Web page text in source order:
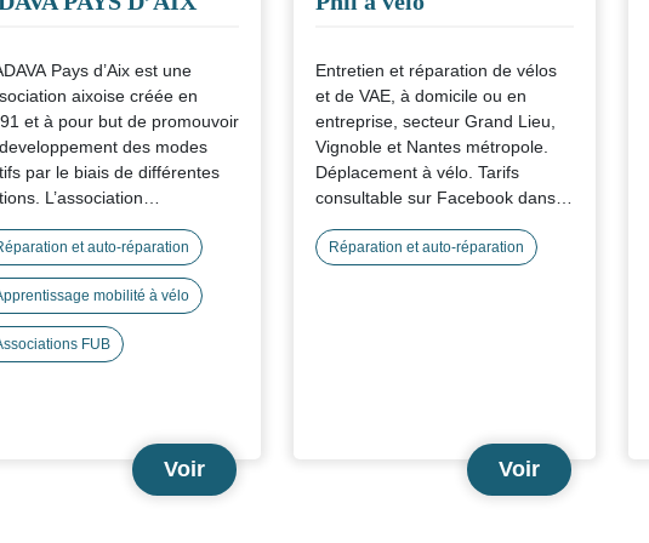
Pays d’Aix est une
aixoise créée en
et à pour but de promouvoir
des modes
par le biais de différentes
L’association
les salariés à se
à vélo en toute sécurité
travers d’atelier de réparation,
séances théorique et pratique
vélo et de circuits/balade.
et auto-réparation
mobilité à vélo
FUB
Voir
Entretien et réparation de vélos
et de VAE, à domicile ou en
entreprise, secteur Grand Lieu,
Vignoble et Nantes métropole.
Déplacement à vélo. Tarifs
consultable sur Facebook dans
Réparation et auto-réparation
Voir